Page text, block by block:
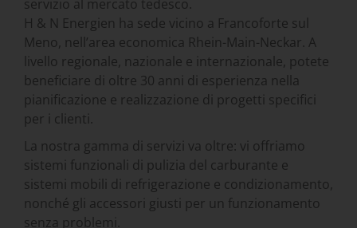
servizio al mercato tedesco.
H & N Energien ha sede vicino a Francoforte sul
Meno, nell’area economica Rhein-Main-Neckar. A
livello regionale, nazionale e internazionale, potete
beneficiare di oltre 30 anni di esperienza nella
pianificazione e realizzazione di progetti specifici
per i clienti.
La nostra gamma di servizi va oltre: vi offriamo
sistemi funzionali di pulizia del carburante e
sistemi mobili di refrigerazione e condizionamento,
nonché gli accessori giusti per un funzionamento
senza problemi.